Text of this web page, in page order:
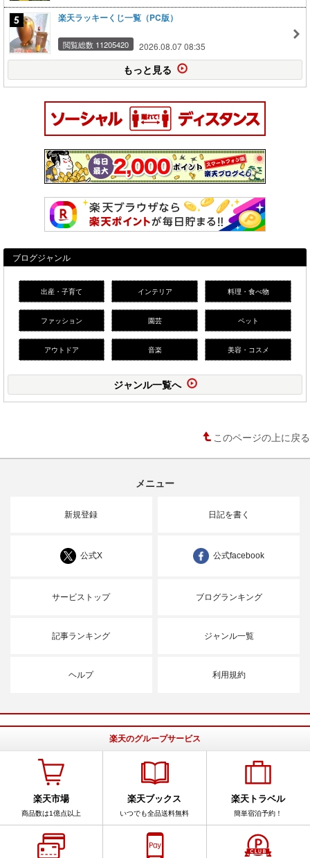
楽天ラッキーくじ一覧（PC版）
閲覧総数 11205420 2026.08.07 08:35
もっと見る
ブログジャンル
出産・子育て インテリア 料理・食べ物
ファッション 園芸 ペット
アウトドア 音楽 美容・コスメ
ジャンル一覧へ
このページの上に戻る
メニュー
新規登録 日記を書く
公式X 公式facebook
サービストップ ブログランキング
記事ランキング ジャンル一覧
ヘルプ 利用規約
楽天のグループサービス
楽天市場
商品数は1億点以上
楽天ブックス
いつでも全品送料無料
楽天トラベル
簡単宿泊予約！